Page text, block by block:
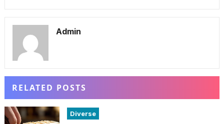
Admin
RELATED POSTS
Diverse